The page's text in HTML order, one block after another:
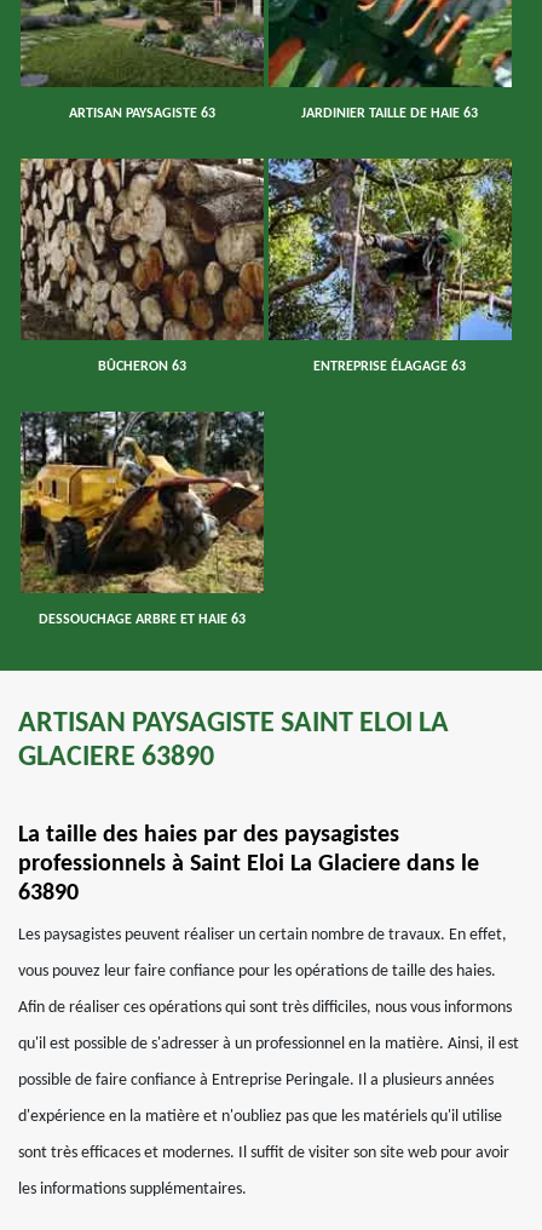
ARTISAN PAYSAGISTE 63 JARDINIER TAILLE DE HAIE 63
BÛCHERON 63 ENTREPRISE ÉLAGAGE 63
DESSOUCHAGE ARBRE ET HAIE 63
ARTISAN PAYSAGISTE SAINT ELOI LA
GLACIERE 63890
La taille des haies par des paysagistes
professionnels à Saint Eloi La Glaciere dans le
63890
Les paysagistes peuvent réaliser un certain nombre de travaux. En effet,
vous pouvez leur faire confiance pour les opérations de taille des haies.
Afin de réaliser ces opérations qui sont très difficiles, nous vous informons
qu'il est possible de s'adresser à un professionnel en la matière. Ainsi, il est
possible de faire confiance à Entreprise Peringale. Il a plusieurs années
d'expérience en la matière et n'oubliez pas que les matériels qu'il utilise
sont très efficaces et modernes. Il suffit de visiter son site web pour avoir
les informations supplémentaires.